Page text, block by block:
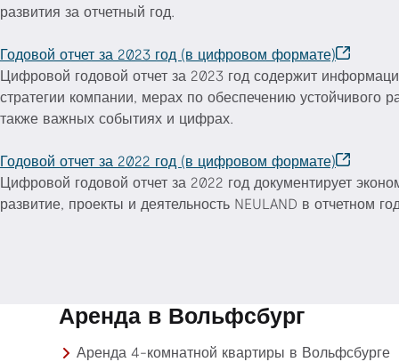
развития за отчетный год.
Годовой отчет за 2023 год (в цифровом формате)
Цифровой годовой отчет за 2023 год содержит
стратегии компании, мерах по обеспечению устойчивого
также важных событиях и цифрах.
Годовой отчет за 2022 год (в цифровом формате)
Цифровой годовой отчет за 2022 год документирует
развитие, проекты и деятельность NEULAND в отчетном
Аренда в Вольфсбург
Аренда 4-комнатной квартиры в Вольфсбурге